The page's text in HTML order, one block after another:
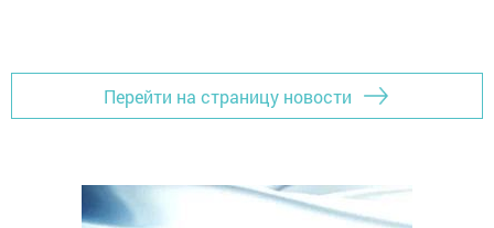
Перейти на страницу новости